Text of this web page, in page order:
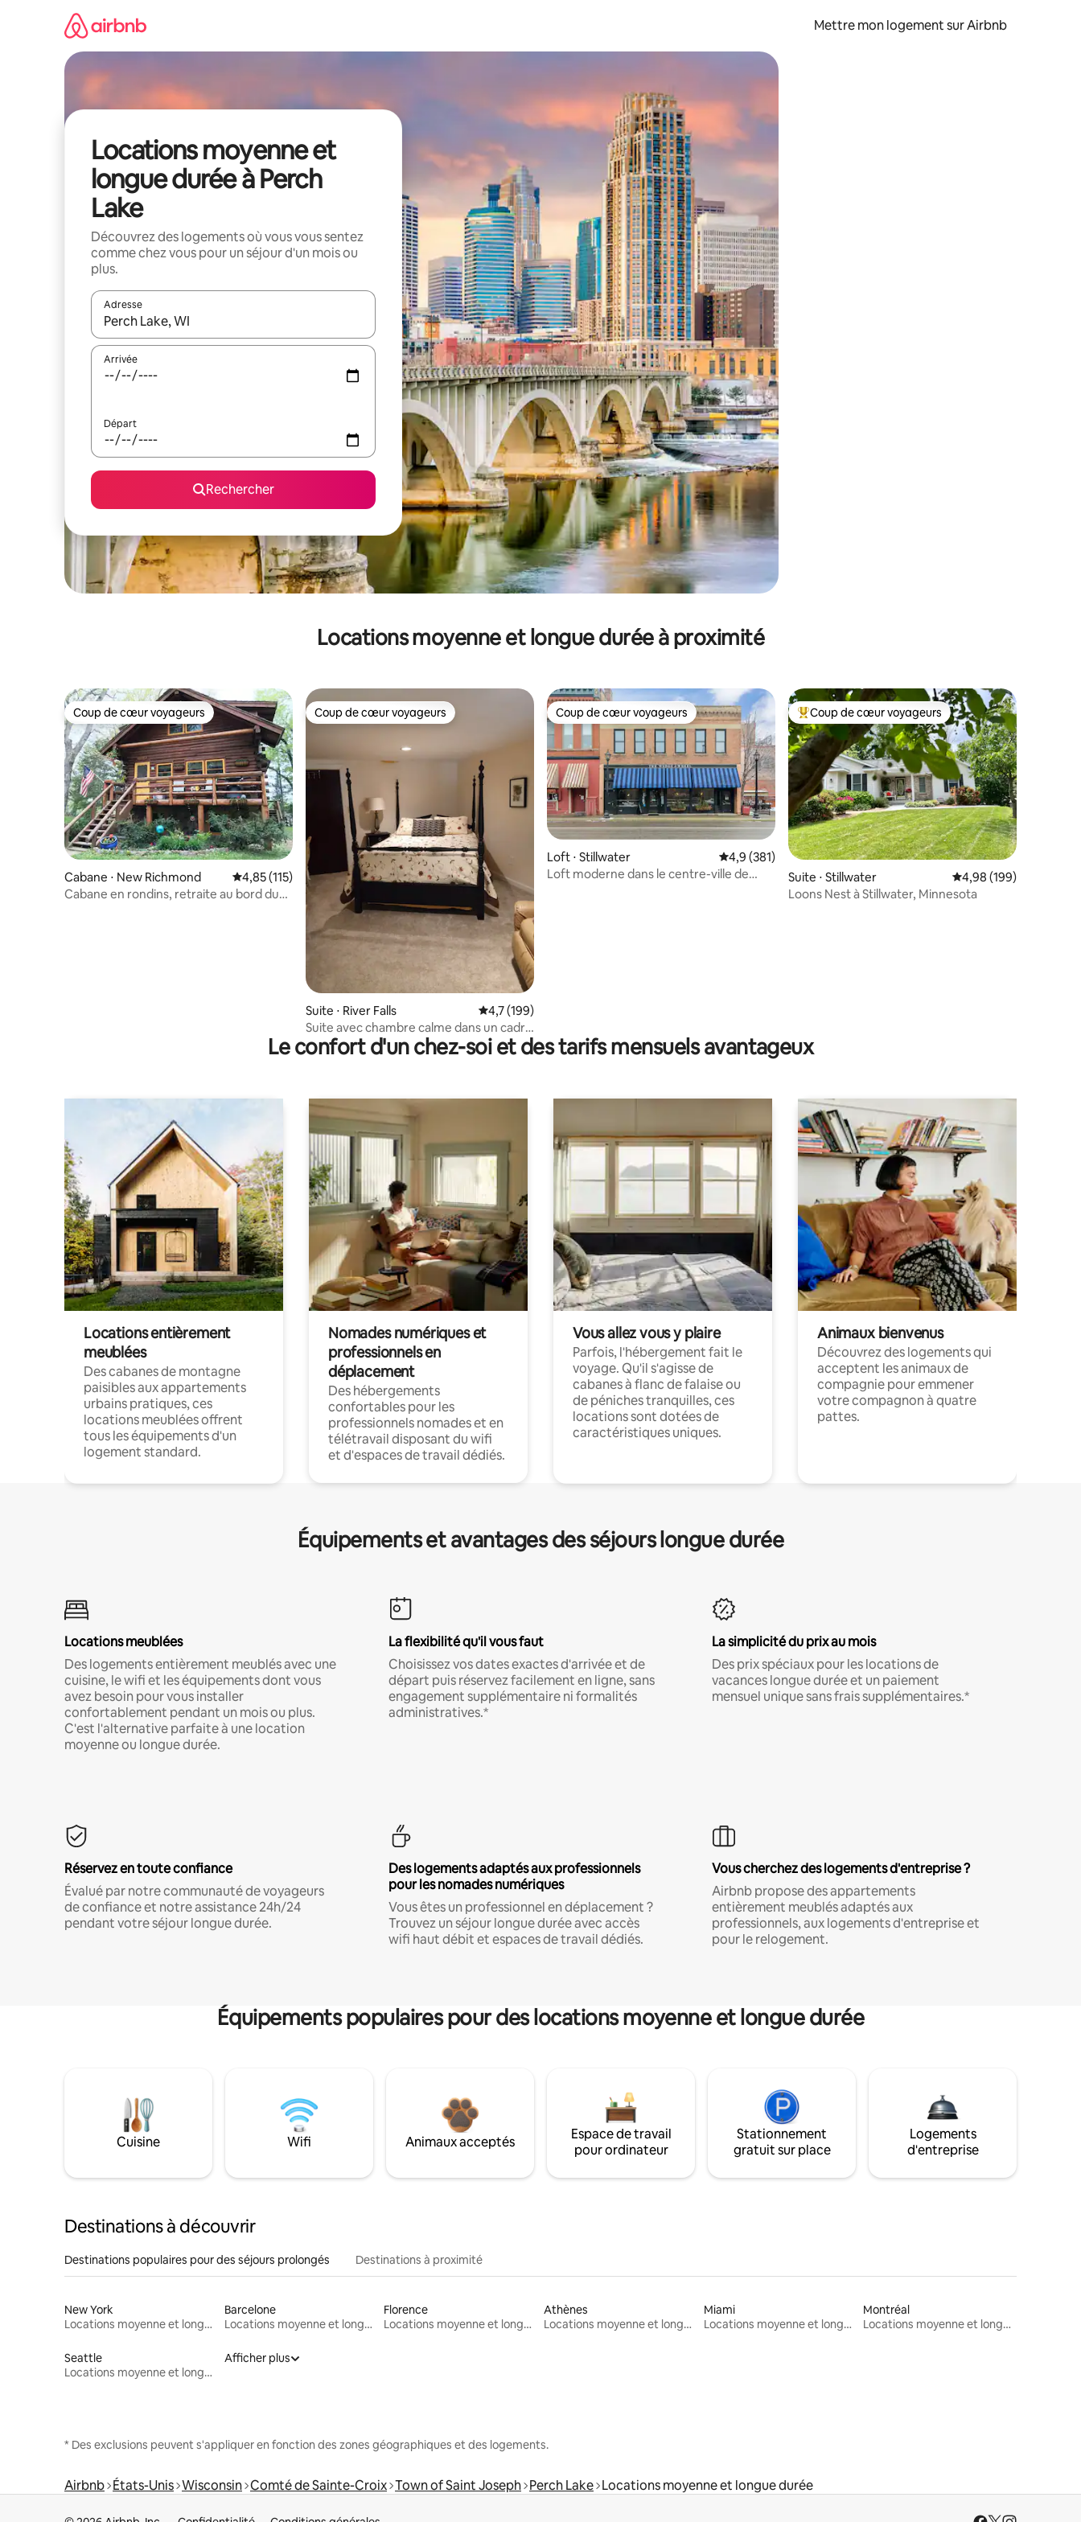
Mettre mon logement sur Airbnb
Locations moyenne et
longue durée à Perch
Lake
Découvrez des logements où vous vous sentez
comme chez vous pour un séjour d'un mois ou
plus.
Adresse
Lorsque les résultats s'affichent, utilisez les flèches vers le haut et vers le bas pour les parcourir ou en appuyant et en faisant glisser.
Arrivée
Départ
Rechercher
Locations moyenne et longue durée à proximité
Coup de cœur voyageurs
Coup de cœur voyageurs
Cabane ⋅ New Richmond Évaluation moyenne sur la base de 115 commentaires : 4,85 sur 5
4,85 (115)
Cabane en rondins, retraite au bord du
Coup de cœur voyageurs
Coup de cœur voyageurs
Suite ⋅ River Falls Évaluation moyenne sur la base de 199 commentaires : 4,7 sur 5
4,7 (199)
Suite avec chambre calme dans un cadre
boisé
Coup de cœur voyageurs
Coup de cœur voyageurs
Loft ⋅ Stillwater Évaluation moyenne sur la base de 381 commentaires : 4,9 sur 5
4,9 (381)
Loft moderne dans le centre-ville de
Coups de cœur voyageurs les plus appréciés
Coup de cœur voyageurs
Suite ⋅ Stillwater Évaluation moyenne
4,98 (199)
Loons Nest à Stillwater, Minnesota
Le confort d'un chez-soi et des tarifs mensuels avantageux
Locations entièrement
meublées
Des cabanes de montagne
paisibles aux appartements
urbains pratiques, ces
locations meublées offrent
tous les équipements d'un
logement standard.
Nomades numériques et
professionnels en
déplacement
Des hébergements
confortables pour les
professionnels nomades et en
télétravail disposant du wifi
et d'espaces de travail dédiés.
Vous allez vous y plaire
Parfois, l'hébergement fait le
voyage. Qu'il s'agisse de
cabanes à flanc de falaise ou
de péniches tranquilles, ces
locations sont dotées de
caractéristiques uniques.
Animaux bienvenus
Découvrez des logements qui
acceptent les animaux de
compagnie pour emmener
votre compagnon à quatre
pattes.
Équipements et avantages des séjours longue durée
Locations meublées
Des logements entièrement meublés avec une
cuisine, le wifi et les équipements dont vous
avez besoin pour vous installer
confortablement pendant un mois ou plus.
C'est l'alternative parfaite à une location
moyenne ou longue durée.
La flexibilité qu'il vous faut
Choisissez vos dates exactes d'arrivée et de
départ puis réservez facilement en ligne, sans
engagement supplémentaire ni formalités
administratives.*
La simplicité du prix au mois
Des prix spéciaux pour les locations de
vacances longue durée et un paiement
mensuel unique sans frais supplémentaires.*
Réservez en toute confiance
Évalué par notre communauté de voyageurs
de confiance et notre assistance 24h/24
pendant votre séjour longue durée.
Des logements adaptés aux professionnels
pour les nomades numériques
Vous êtes un professionnel en déplacement ?
Trouvez un séjour longue durée avec accès
wifi haut débit et espaces de travail dédiés.
Vous cherchez des logements d'entreprise ?
Airbnb propose des appartements
entièrement meublés adaptés aux
professionnels, aux logements d'entreprise et
pour le relogement.
Équipements populaires pour des locations moyenne et longue durée
Cuisine Wifi Animaux acceptés
Espace de travail
pour ordinateur
Stationnement
gratuit sur place
Logements
d'entreprise
Destinations à découvrir
Destinations populaires pour des séjours prolongés Destinations à proximité
New York
Locations moyenne et longue durée
Barcelone
Locations moyenne et longue durée
Florence
Locations moyenne et longue durée
Athènes
Locations moyenne et longue durée
Miami
Locations moyenne et longue durée
Montréal
Locations moyenne et longue durée
Seattle
Locations moyenne et longue durée
Afficher plus
* Des exclusions peuvent s'appliquer en fonction des zones géographiques et des logements.
Airbnb États-Unis Wisconsin Comté de Sainte-Croix Town of Saint Joseph Perch Lake Locations moyenne et longue durée